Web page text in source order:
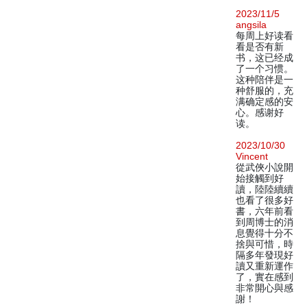
2023/11/5
angsila
每周上好读看
看是否有新
书，这已经成
了一个习惯。
这种陪伴是一
种舒服的，充
满确定感的安
心。感谢好
读。
2023/10/30
Vincent
從武俠小說開
始接觸到好
讀，陸陸續續
也看了很多好
書，六年前看
到周博士的消
息覺得十分不
捨與可惜，時
隔多年發現好
讀又重新運作
了，實在感到
非常開心與感
謝！